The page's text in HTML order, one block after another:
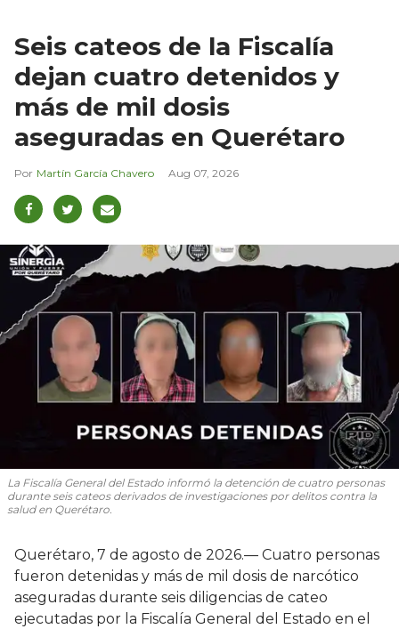
Seis cateos de la Fiscalía
dejan cuatro detenidos y
más de mil dosis
aseguradas en Querétaro
Martín García Chavero Aug 07, 2026
La Fiscalía General del Estado informó la detención de cuatro personas
durante seis cateos derivados de investigaciones por delitos contra la
salud en Querétaro.
Querétaro, 7 de agosto de 2026.— Cuatro personas
fueron detenidas y más de mil dosis de narcótico
aseguradas durante seis diligencias de cateo
ejecutadas por la Fiscalía General del Estado en el